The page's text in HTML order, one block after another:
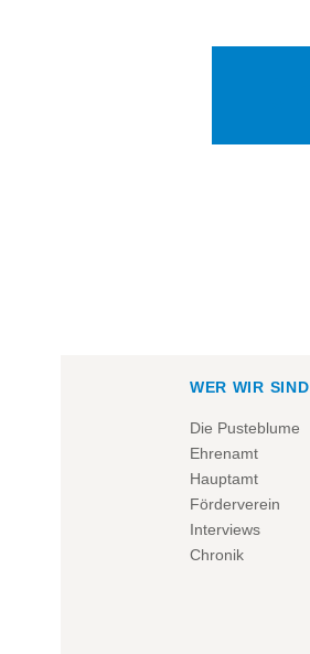
WER WIR SIND
Die Pusteblume
Ehrenamt
Hauptamt
Förderverein
Interviews
Chronik